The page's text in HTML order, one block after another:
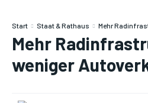
Start Staat & Rathaus Mehr
Mehr
weniger